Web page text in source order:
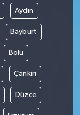
Aydın
Bayburt
Bolu
Çankırı
Düzce